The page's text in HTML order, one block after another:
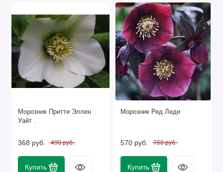
Морозник Притти Эллен
Уайт .
368 руб. 490 руб.
Купить
Морозник Ред Леди
570 руб. 760 руб.
Купить